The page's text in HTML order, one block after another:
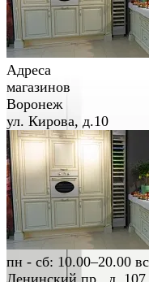
Адреса
магазинов
Воронеж
ул. Кирова, д.10
пн - сб: 10.00–20.00